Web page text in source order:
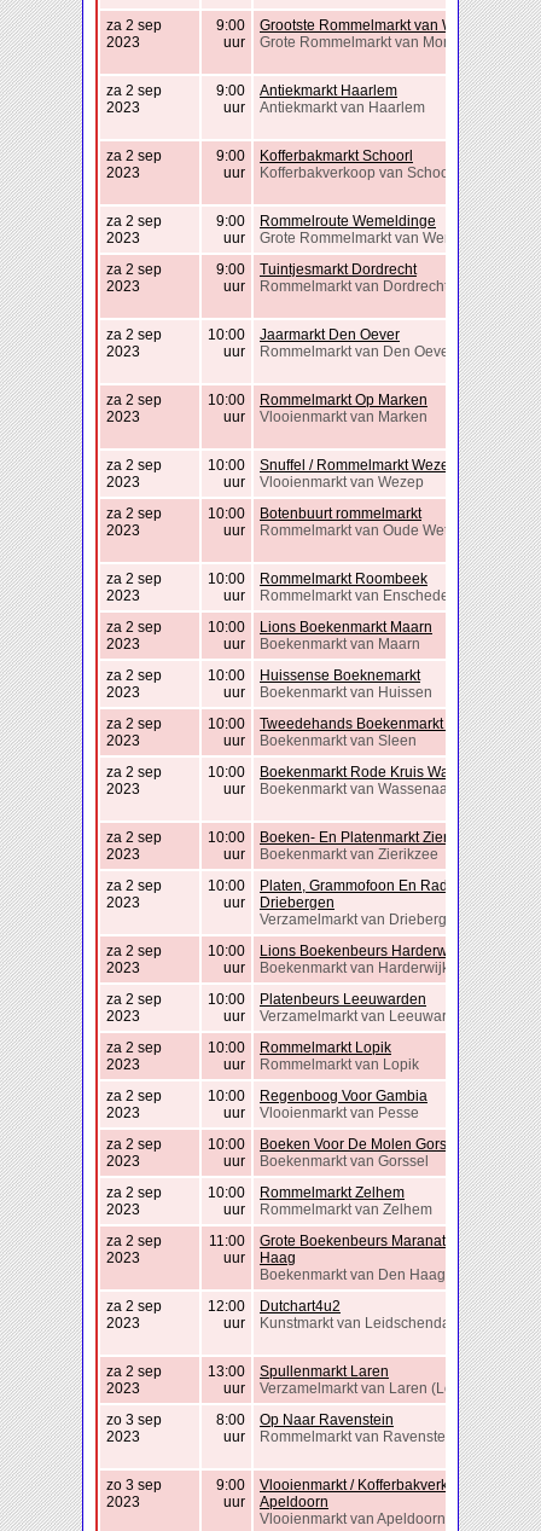
za 2 sep
2023
9:00
uur
Grootste Rommelmarkt van Waterland
Grote Rommelmarkt van Monnickendam
za 2 sep
2023
9:00
uur
Antiekmarkt Haarlem
Antiekmarkt van Haarlem
za 2 sep
2023
9:00
uur
Kofferbakmarkt Schoorl
Kofferbakverkoop van Schoorl
za 2 sep
2023
9:00
uur
Rommelroute Wemeldinge
Grote Rommelmarkt van Wemeldinge
za 2 sep
2023
9:00
uur
Tuintjesmarkt Dordrecht
Rommelmarkt van Dordrecht
za 2 sep
2023
10:00
uur
Jaarmarkt Den Oever
Rommelmarkt van Den Oever
za 2 sep
2023
10:00
uur
Rommelmarkt Op Marken
Vlooienmarkt van Marken
za 2 sep
2023
10:00
uur
Snuffel / Rommelmarkt Wezep
Vlooienmarkt van Wezep
za 2 sep
2023
10:00
uur
Botenbuurt rommelmarkt
Rommelmarkt van Oude Wetering
za 2 sep
2023
10:00
uur
Rommelmarkt Roombeek
Rommelmarkt van Enschede
za 2 sep
2023
10:00
uur
Lions Boekenmarkt Maarn
Boekenmarkt van Maarn
za 2 sep
2023
10:00
uur
Huissense Boeknemarkt
Boekenmarkt van Huissen
za 2 sep
2023
10:00
uur
Tweedehands Boekenmarkt Sleen
Boekenmarkt van Sleen
za 2 sep
2023
10:00
uur
Boekenmarkt Rode Kruis Wassenaar
Boekenmarkt van Wassenaar
za 2 sep
2023
10:00
uur
Boeken- En Platenmarkt Zierikzee
Boekenmarkt van Zierikzee
za 2 sep
2023
10:00
uur
Platen, Grammofoon En Radio Beurs
Driebergen
Verzamelmarkt van Driebergen
za 2 sep
2023
10:00
uur
Lions Boekenbeurs Harderwijk
Boekenmarkt van Harderwijk
za 2 sep
2023
10:00
uur
Platenbeurs Leeuwarden
Verzamelmarkt van Leeuwarden
za 2 sep
2023
10:00
uur
Rommelmarkt Lopik
Rommelmarkt van Lopik
za 2 sep
2023
10:00
uur
Regenboog Voor Gambia
Vlooienmarkt van Pesse
za 2 sep
2023
10:00
uur
Boeken Voor De Molen Gorssel
Boekenmarkt van Gorssel
za 2 sep
2023
10:00
uur
Rommelmarkt Zelhem
Rommelmarkt van Zelhem
za 2 sep
2023
11:00
uur
Grote Boekenbeurs Maranathakerk Den
Haag
Boekenmarkt van Den Haag
za 2 sep
2023
12:00
uur
Dutchart4u2
Kunstmarkt van Leidschendam
za 2 sep
2023
13:00
uur
Spullenmarkt Laren
Verzamelmarkt van Laren (Lochem)
zo 3 sep
2023
8:00
uur
Op Naar Ravenstein
Rommelmarkt van Ravenstein
zo 3 sep
2023
9:00
uur
Vlooienmarkt / Kofferbakverkoop
Apeldoorn
Vlooienmarkt van Apeldoorn